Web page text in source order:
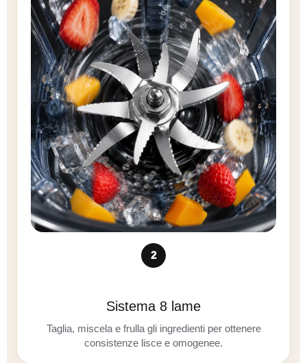
2
Sistema 8 lame
Taglia, miscela e frulla gli ingredienti per ottenere
consistenze lisce e omogenee.